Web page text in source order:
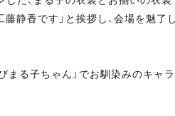
静香です」と挨拶し、会場を魅了
まる子ちゃん」でお馴染みのキャ